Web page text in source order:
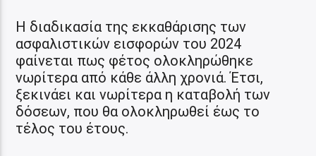
Η διαδικασία της εκκαθάρισης των
ασφαλιστικών εισφορών του 2024
φαίνεται πως φέτος ολοκληρώθηκε
νωρίτερα από κάθε άλλη χρονιά. Έτσι,
ξεκινάει και νωρίτερα η καταβολή των
δόσεων, που θα ολοκληρωθεί έως το
τέλος του έτους.